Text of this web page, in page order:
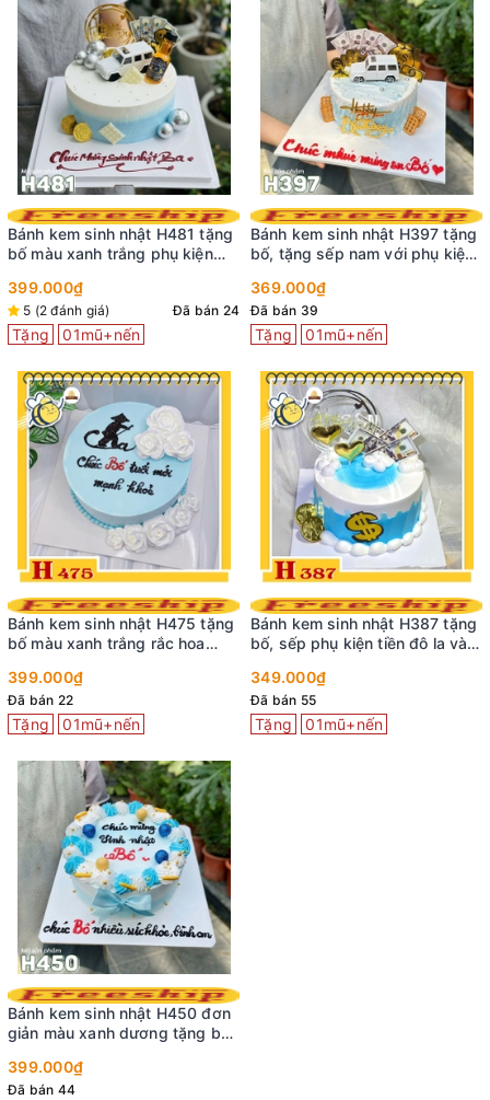
Bánh kem sinh nhật H481 tặng
bố màu xanh trắng phụ kiện
399.000₫
5 (2 đánh giá) Đã bán 24
Tặng 01mũ+nến
Bánh kem sinh nhật H475 tặng
bố màu xanh trắng rắc hoa
399.000₫
Đã bán 22
Tặng 01mũ+nến
Bánh kem sinh nhật H450 đơn
giản màu xanh dương tặng bố
399.000₫
Đã bán 44
Bánh kem sinh nhật H397 tặng
bố, tặng sếp nam với phụ kiện
369.000₫
Đã bán 39
Tặng 01mũ+nến
Bánh kem sinh nhật H387 tặng
bố, sếp phụ kiện tiền đô la và
349.000₫
Đã bán 55
Tặng 01mũ+nến